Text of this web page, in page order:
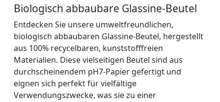
Biologisch abbaubare Glassine-Beutel
Entdecken Sie unsere umweltfreundlichen,
biologisch abbaubaren Glassine-Beutel, hergestellt
aus 100% recycelbaren, kunststofffreien
Materialien. Diese vielseitigen Beutel sind aus
durchscheinendem pH7-Papier gefertigt und
eignen sich perfekt für vielfältige
Verwendungszwecke, was sie zu einer